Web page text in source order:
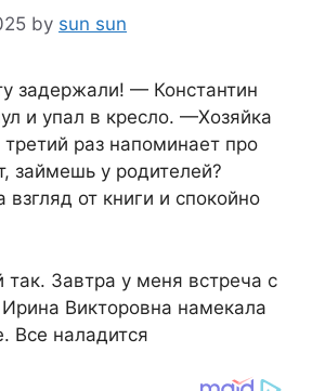
by sun sun
задержали! — Константин
и упал в кресло. —Хозяйка
раз напоминает про
займешь у родителей?
взгляд от книги и спокойно
Завтра у меня встреча с
Викторовна намекала
Все наладится